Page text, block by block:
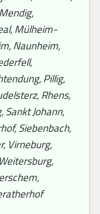
Mülheim-
Naunheim,
Pillig,
Rhens,
Sankt Johann,
Siebenbach,
Virneburg,